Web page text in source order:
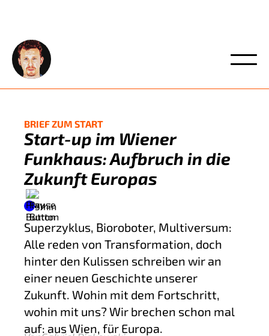
BRIEF ZUM START
Start-up im Wiener
Funkhaus: Aufbruch in die
Zukunft Europas
5min
Superzyklus, Bioroboter, Multiversum:
Alle reden von Transformation, doch
hinter den Kulissen schreiben wir an
einer neuen Geschichte unserer
Zukunft. Wohin mit dem Fortschritt,
wohin mit uns? Wir brechen schon mal
auf: aus Wien, für Europa.